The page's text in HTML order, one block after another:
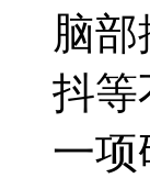
脑
抖等
一项